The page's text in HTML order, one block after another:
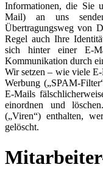
Informationen, die Sie
Mail) an uns
Übertragungsweg von
Regel auch Ihre
sich hinter einer E-
Kommunikation durch
Wir setzen – wie viele
Werbung („SPAM-
E-Mails
einordnen und
(„Viren“) enthalten,
gelöscht.